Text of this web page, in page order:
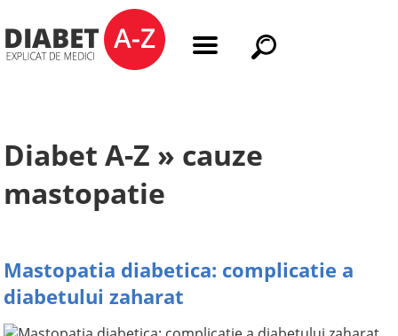
Diabet A-Z » cauze
mastopatie
Mastopatia diabetica: complicatie a
diabetului zaharat